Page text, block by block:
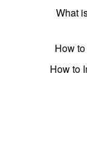
What
How
How to